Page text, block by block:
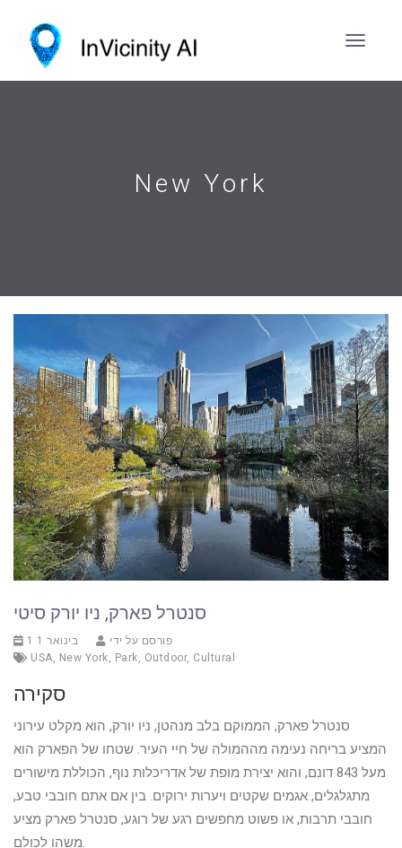
New York
סנטרל פארק, ניו יורק סיטי
1 בינואר 1
פורסם על ידי
USA
New York Park Outdoor, Cultural
סקירה
סנטרל פארק, הממוקם בלב מנהטן, ניו יורק, הוא מקלט עירוני
המציע בריחה נעימה מההמולה של חיי העיר. שטחו של הפארק הוא
מעל 843 דונם, והוא יצירת מופת של אדריכלות נוף, הכוללת מישורים
מתגלגלים, אגמים שקטים ויערות ירוקים. בין אם אתם חובבי טבע,
חובבי תרבות, או פשוט מחפשים רגע של רוגע, סנטרל פארק מציע